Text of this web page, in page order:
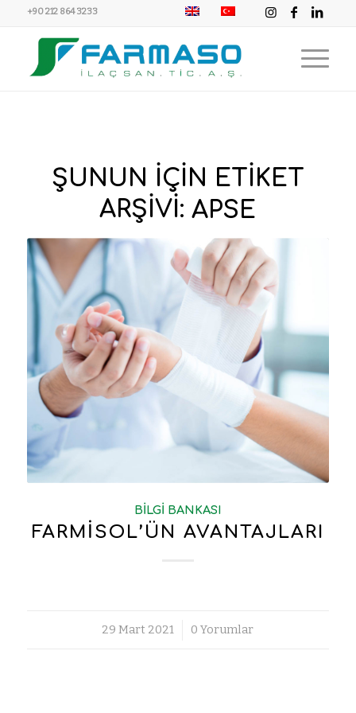
+90 212 864 3233
ŞUNUN IÇIN ETIKET
ARŞIVI:APSE
BILGI BANKASI
FARMİSOL’ÜN AVANTAJLARI
29 Mart 2021
/ 0 Yorumlar